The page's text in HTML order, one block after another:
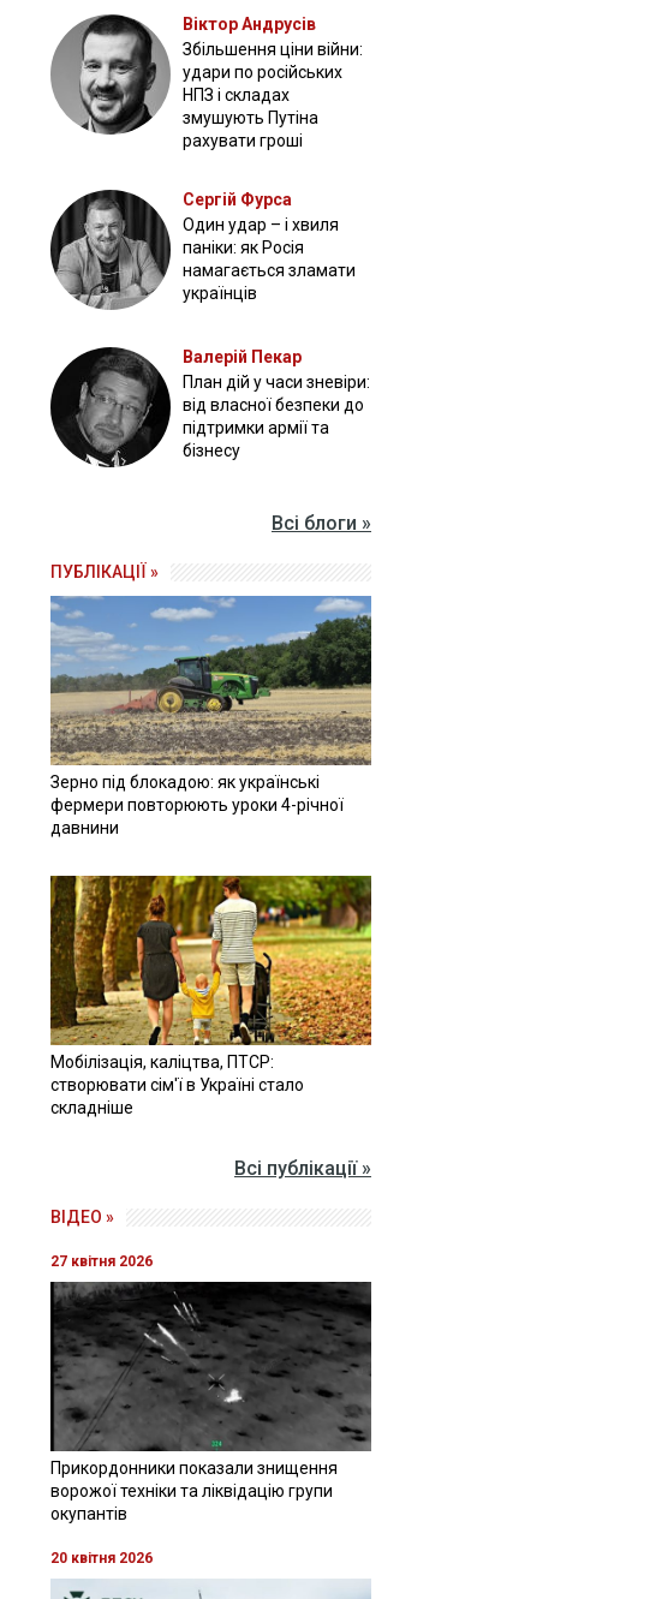
Віктор Андрусів
Збільшення ціни війни:
удари по російських
НПЗ і складах
змушують Путіна
рахувати гроші
Сергій Фурса
Один удар – і хвиля
паніки: як Росія
намагається зламати
українців
Валерій Пекар
План дій у часи зневіри:
від власної безпеки до
підтримки армії та
бізнесу
Всі блоги »
ПУБЛІКАЦІЇ »
Зерно під блокадою: як українські
фермери повторюють уроки 4-річної
давнини
Мобілізація, каліцтва, ПТСР:
створювати сім'ї в Україні стало
складніше
Всі публікації »
ВІДЕО »
27 квітня 2026
Прикордонники показали знищення
ворожої техніки та ліквідацію групи
окупантів
20 квітня 2026